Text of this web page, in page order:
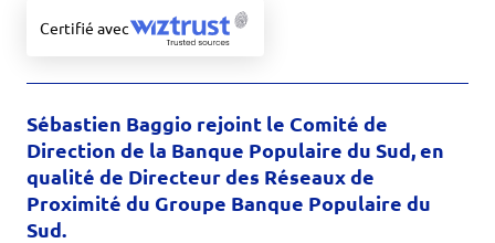
Certifié avec
Sébastien Baggio rejoint le Comité de
Direction de la Banque Populaire du Sud, en
qualité de Directeur des Réseaux de
Proximité du Groupe Banque Populaire du
Sud.